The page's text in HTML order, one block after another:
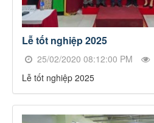
Lễ tốt nghiệp 2025
25/02/2020 08:12:00 PM
Lễ tốt nghiệp 2025